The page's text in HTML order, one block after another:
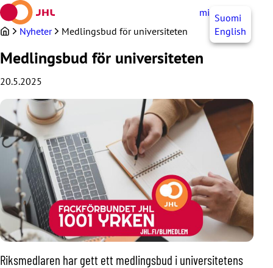
Hoppa
till
innehållet
mittJHL SV
Suomi
English
Nyheter Medlingsbud för universiteten
Medlingsbud för universiteten
20.5.2025
Riksmedlaren har gett ett medlingsbud i universitetens